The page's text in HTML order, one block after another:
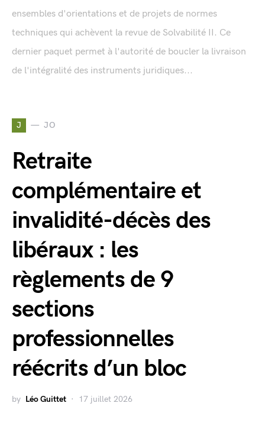
ensembles d'orientations et de projets de normes
techniques qui achèvent la revue de Solvabilité II. Ce
dernier paquet permet à l'autorité de boucler la livraison
de l'intégralité des instruments juridiques...
J JO
Retraite
complémentaire et
invalidité-décès des
libéraux : les
règlements de 9
sections
professionnelles
réécrits d’un bloc
by Léo Guittet 17 juillet 2026